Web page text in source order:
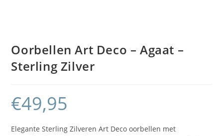
Oorbellen Art Deco – Agaat –
Sterling Zilver
€49,95
Elegante Sterling Zilveren Art Deco oorbellen met